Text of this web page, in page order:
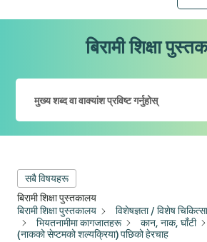
बिरामी शिक्षा
सबै विषयहरू
बिरामी शिक्षा पुस्तकालय
बिरामी शिक्षा पुस्तकालय
विशेषज्ञता / विशेष
भियतनामीमा कागजातहरू
कान, नाक, घाँटी
(नाकको सेप्टमको शल्यक्रिया) पछिको हेरचाह